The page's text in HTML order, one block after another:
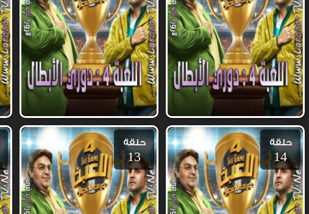
حلقة
14
حلقة
13